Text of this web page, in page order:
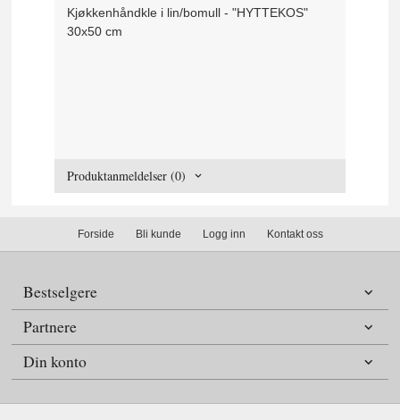
Kjøkkenhåndkle i lin/bomull - "HYTTEKOS"
30x50 cm
Produktanmeldelser (0)
Forside Bli kunde Logg inn Kontakt oss
Bestselgere
Partnere
Din konto